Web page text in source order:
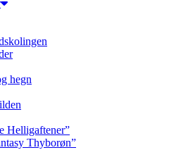
hegn
Helligaftener”
Thyborøn”